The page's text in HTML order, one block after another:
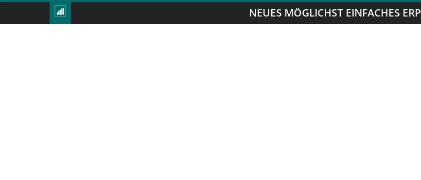
NEUES MÖGLICHST EINFACHES ERP